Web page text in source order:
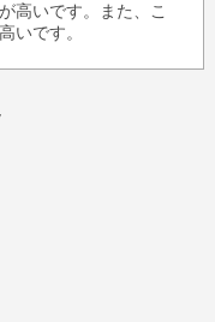
高いです。また、こ
いです。